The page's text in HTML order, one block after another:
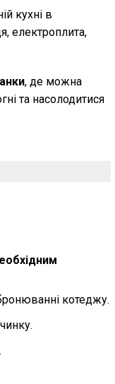
кухні в
електроплита,
, де можна
та насолодитися
котеджу.